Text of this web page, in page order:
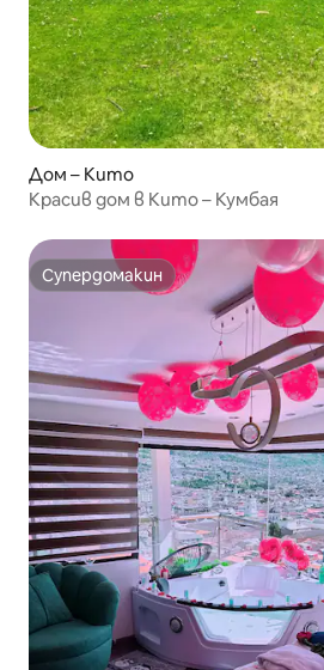
Дом – Кито
Красив дом в Кито – Кумбая
Супердомакин
Супердомакин